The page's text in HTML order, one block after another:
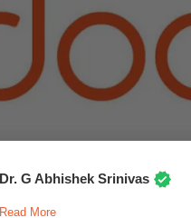
Dr. G Abhishek Srinivas
Read More